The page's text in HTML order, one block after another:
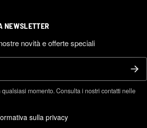
NEWSLETTER
novità e offerte speciali
momento. Consulta i nostri contatti nelle
sulla privacy